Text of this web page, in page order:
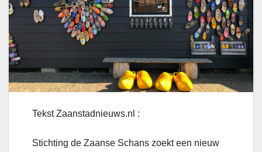
Tekst Zaanstadnieuws.nl :
Stichting de Zaanse Schans zoekt een nieuw